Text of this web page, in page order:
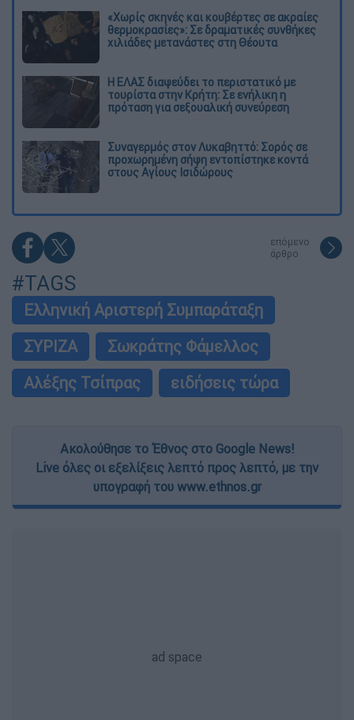
«Χωρίς σκηνές και κουβέρτες σε ακραίες
θερμοκρασίες»: Σε δραματικές συνθήκες
χιλιάδες μετανάστες στη Θέουτα
Η ΕΛΑΣ διαψεύδει το περιστατικό με
τουρίστα στην Κρήτη: Σε ενήλικη η
πρόταση για σεξουαλική συνεύρεση
Συναγερμός στον Λυκαβηττό: Σορός σε
προχωρημένη σήψη εντοπίστηκε κοντά
στους Αγίους Ισιδώρους
επόμενο
άρθρο
#TAGS
Ελληνική Αριστερή Συμπαράταξη
ΣΥΡΙΖΑ
Σωκράτης Φάμελλος
Αλέξης Τσίπρας
ειδήσεις τώρα
Ακολούθησε το Έθνος στο Google News!
Live όλες οι εξελίξεις λεπτό προς λεπτό, με την
υπογραφή του www.ethnos.gr